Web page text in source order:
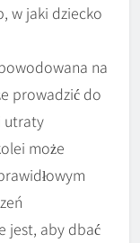
w jaki dziecko
na
prowadzić do
utraty
może
jest, aby dbać